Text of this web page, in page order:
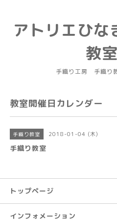
アトリエひ
教
手織り工房 手織り
教室開催日カレンダー
手織り教室 2018-01-04 (木)
手織り教室
トップページ
インフォメーション